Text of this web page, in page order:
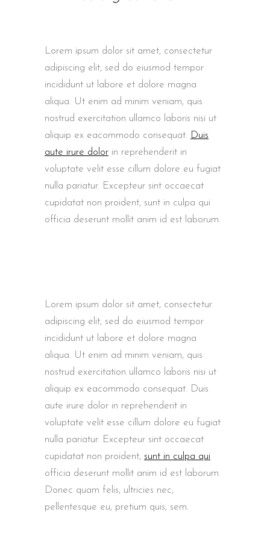
Lorem ipsum dolor sit amet, consectetur
adipiscing elit, sed do eiusmod tempor
incididunt ut labore et dolore magna
aliqua. Ut enim ad minim veniam, quis
nostrud exercitation ullamco laboris nisi ut
aliquip ex eacommodo consequat. Duis
aute irure dolor in reprehenderit in
voluptate velit esse cillum dolore eu fugiat
nulla pariatur. Excepteur sint occaecat
cupidatat non proident, sunt in culpa qui
officia deserunt mollit anim id est laborum.
Lorem ipsum dolor sit amet, consectetur
adipiscing elit, sed do eiusmod tempor
incididunt ut labore et dolore magna
aliqua. Ut enim ad minim veniam, quis
nostrud exercitation ullamco laboris nisi ut
aliquip ex eacommodo consequat. Duis
aute irure dolor in reprehenderit in
voluptate velit esse cillum dolore eu fugiat
nulla pariatur. Excepteur sint occaecat
cupidatat non proident, sunt in culpa qui
officia deserunt mollit anim id est laborum.
Donec quam felis, ultricies nec,
pellentesque eu, pretium quis, sem.